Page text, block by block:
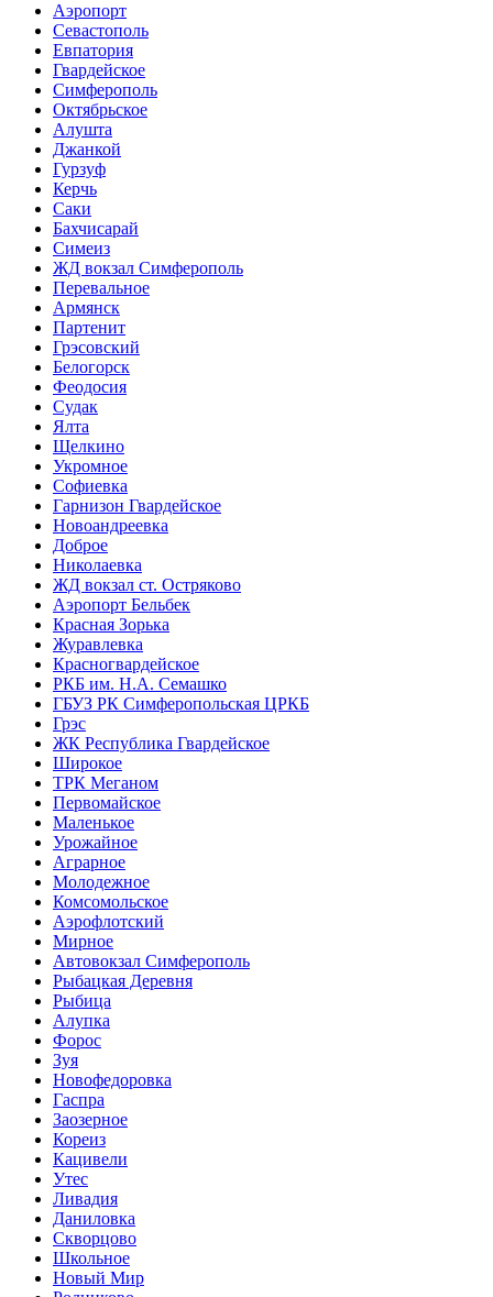
Аэропорт
Севастополь
Евпатория
Гвардейское
Симферополь
Октябрьское
Алушта
Джанкой
Гурзуф
Керчь
Саки
Бахчисарай
Симеиз
ЖД вокзал Симферополь
Перевальное
Армянск
Партенит
Грэсовский
Белогорск
Феодосия
Судак
Ялта
Щелкино
Укромное
Софиевка
Гарнизон Гвардейское
Новоандреевка
Доброе
Николаевка
ЖД вокзал ст. Остряково
Аэропорт Бельбек
Красная Зорька
Журавлевка
Красногвардейское
РКБ им. Н.А. Семашко
ГБУЗ РК Симферопольская ЦРКБ
Грэс
ЖК Республика Гвардейское
Широкое
ТРК Меганом
Первомайское
Маленькое
Урожайное
Аграрное
Молодежное
Комсомольское
Аэрофлотский
Мирное
Автовокзал Симферополь
Рыбацкая Деревня
Рыбица
Алупка
Форос
Зуя
Новофедоровка
Гаспра
Заозерное
Кореиз
Кацивели
Утес
Ливадия
Даниловка
Скворцово
Школьное
Новый Мир